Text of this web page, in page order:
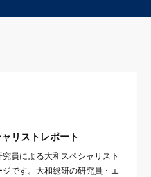
リストレポート
員による大和スペシャリスト
ジです。大和総研の研究員・エ